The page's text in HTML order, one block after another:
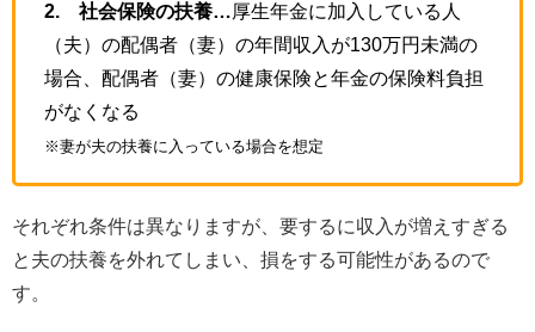
2. 社会保険の扶養…
厚生年金に加入している人
（夫）の配偶者（妻）の年間収入が130万円未満の
場合、配偶者（妻）の健康保険と年金の保険料負担
がなくなる
※妻が夫の扶養に入っている場合を想定
それぞれ条件は異なりますが、要するに収入が増えすぎる
と夫の扶養を外れてしまい、損をする可能性があるので
す。